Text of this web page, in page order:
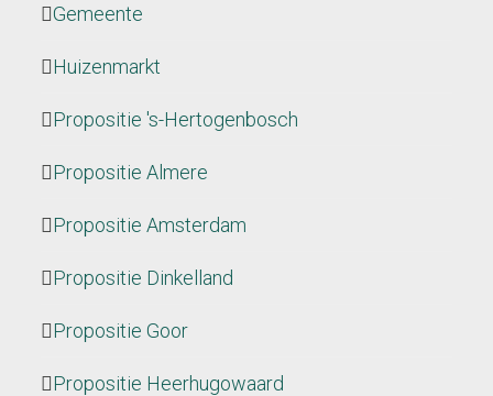
Gemeente
Huizenmarkt
Propositie 's-Hertogenbosch
Propositie Almere
Propositie Amsterdam
Propositie Dinkelland
Propositie Goor
Propositie Heerhugowaard